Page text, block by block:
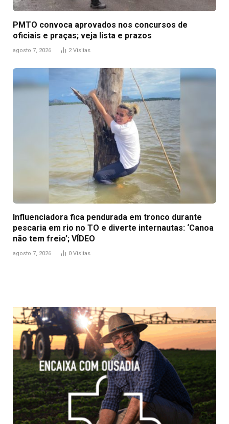
PMTO convoca aprovados nos concursos de
oficiais e praças; veja lista e prazos
agosto 7, 2026 2 Visitas
Influenciadora fica pendurada em tronco durante
pescaria em rio no TO e diverte internautas: ‘Canoa
não tem freio’; VÍDEO
agosto 7, 2026 0 Visitas